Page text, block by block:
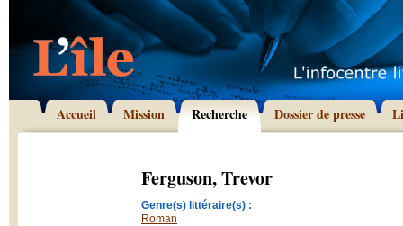
Accueil Mission Recherche Dossier de presse
Ferguson, Trevor
Genre(s) littéraire(s) :
Roman